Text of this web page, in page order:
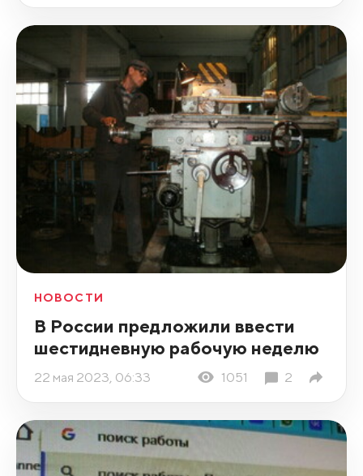
НОВОСТИ
В России предложили ввести
шестидневную рабочую неделю
22 мая 2023, 06:33 1051 2